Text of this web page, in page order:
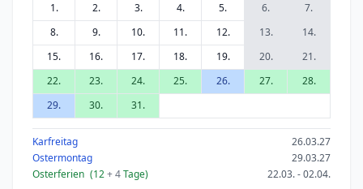
1.
2. 3. 4. 5. 6.
7.
8.
9. 10. 11. 12. 13.
14.
15.
16. 17. 18. 19. 20.
21.
22.
23. 24. 25. 26. 27.
28.
29.
30. 31.
Karfreitag
26.03.27
Ostermontag
29.03.27
Osterferien (12+ 4Tage) 22.03. - 02.04.